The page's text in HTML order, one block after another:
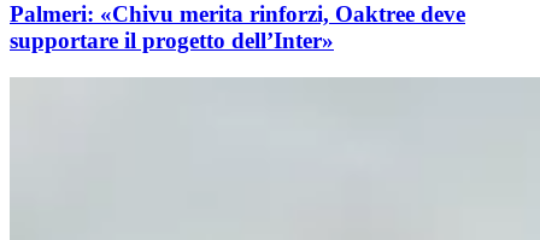
Palmeri: «Chivu merita rinforzi, Oaktree deve
supportare il progetto dell’Inter»